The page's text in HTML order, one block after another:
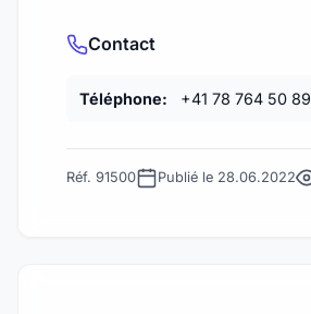
Contact
Téléphone: +41 78 764 50 89
Réf. 91500 Publié le 28.06.2022